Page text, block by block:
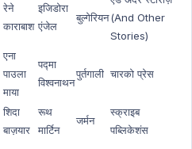
रेने
काराबाश
इजिडोरा
एंजेल
बुल्गेरियन(And Other
Stories)
एना
पाउला
माया
पद्मा
विश्वनाथन
पुर्तगाली चारको प्रेस
शिदा
बाज़यार
रूथ
मार्टिन
जर्मन
स्क्राइब
पब्लिकेशंस